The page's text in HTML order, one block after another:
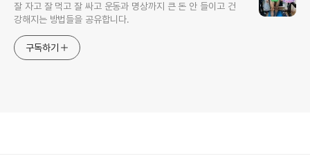
잘 자고 잘 먹고 잘 싸고 운동과 명상까지 큰 돈 안 들이고 건
강해지는 방법들을 공유합니다.
구독하기